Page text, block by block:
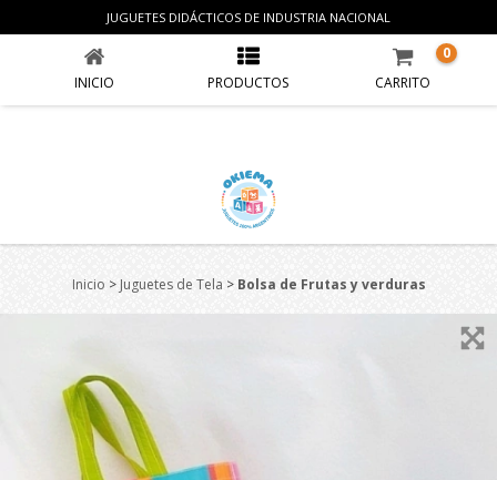
JUGUETES DIDÁCTICOS DE INDUSTRIA NACIONAL
BOLSA DE FRUTAS Y VERDURAS
INICIO PRODUCTOS CARRITO
0
Inicio > Juguetes de Tela > Bolsa de Frutas y verduras